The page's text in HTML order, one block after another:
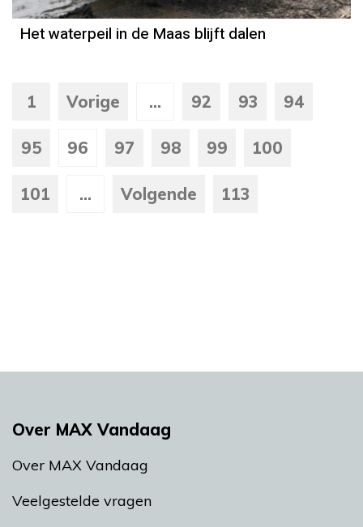
Het waterpeil in de Maas blijft dalen
1 Vorige ... 92 93 94
95 96 97 98 99 100
101 ... Volgende 113
Over MAX Vandaag
Over MAX Vandaag
Veelgestelde vragen